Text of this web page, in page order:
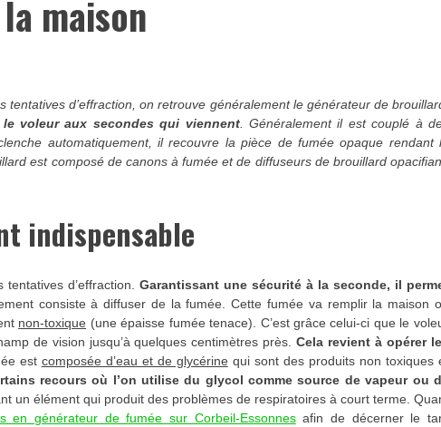
maison
d’effraction, on retrouve généralement le générateur de
voleur aux secondes qui viennent. Généralement il est couplé à
automatiquement, il recouvre la pièce de fumée opaque rendant
est composé de canons à fumée et de diffuseurs de brouillard
indispensable
d’effraction. Garantissant une sécurité à la seconde, il
consiste à diffuser de la fumée. Cette fumée va remplir la maison
non-toxique (une épaisse fumée tenace). C’est grâce celui-ci que le
de vision jusqu’à quelques centimètres près.Cela revient à opérer
est composée d’eau et de glycérine qui sont des produits non toxiques
recours où l’on utilise du glycol comme source de vapeur ou
un élément qui produit des problèmes de respiratoires à court terme.
en générateur de fumée sur Corbeil-Essonnesafin de décerner le